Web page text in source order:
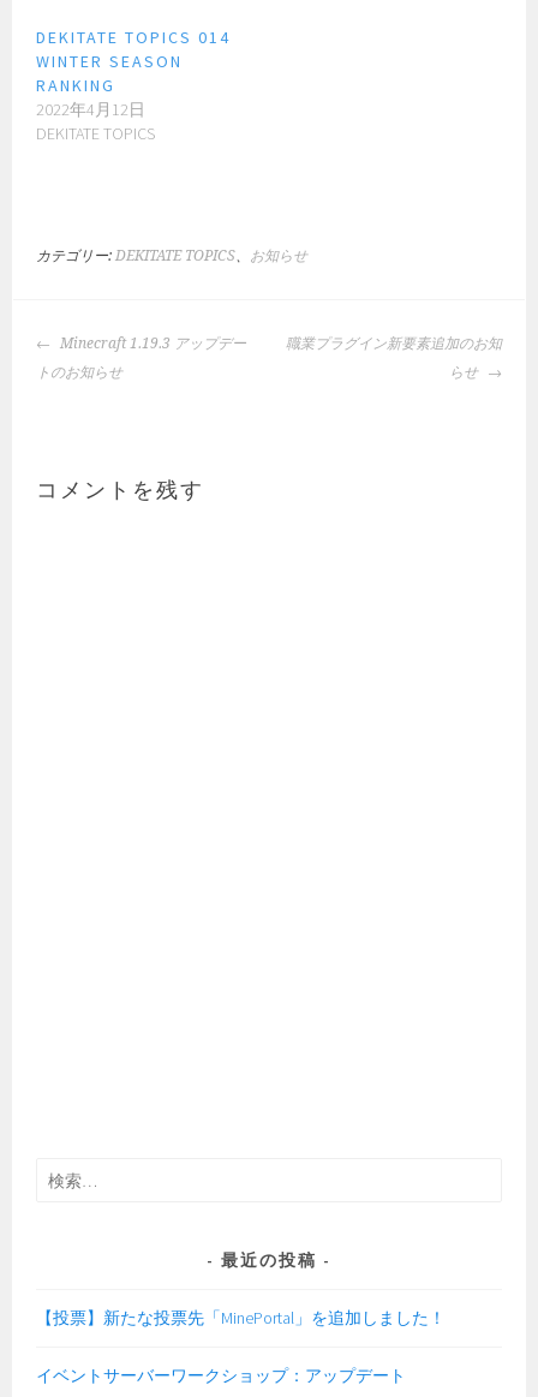
DEKITATE TOPICS 014
WINTER SEASON
RANKING
2022年4月12日
DEKITATE TOPICS
カテゴリー:DEKITATE TOPICS、 お知らせ
投
稿
ー
Minecraft 1.19.3 アップデー
トのお知らせ
職業プラグイン新要素追加のお知
らせ
コメントを残す
検
最近の投稿
【投票】新たな投票先「MinePortal」を追加しました！
イベントサーバーワークショップ：アップデート